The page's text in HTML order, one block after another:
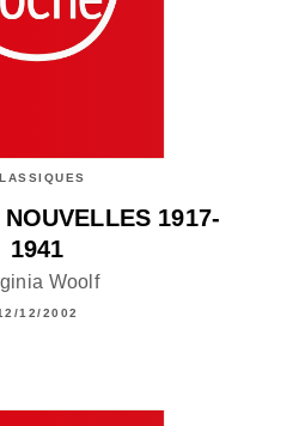
1917-
1941
Woolf
12/2002